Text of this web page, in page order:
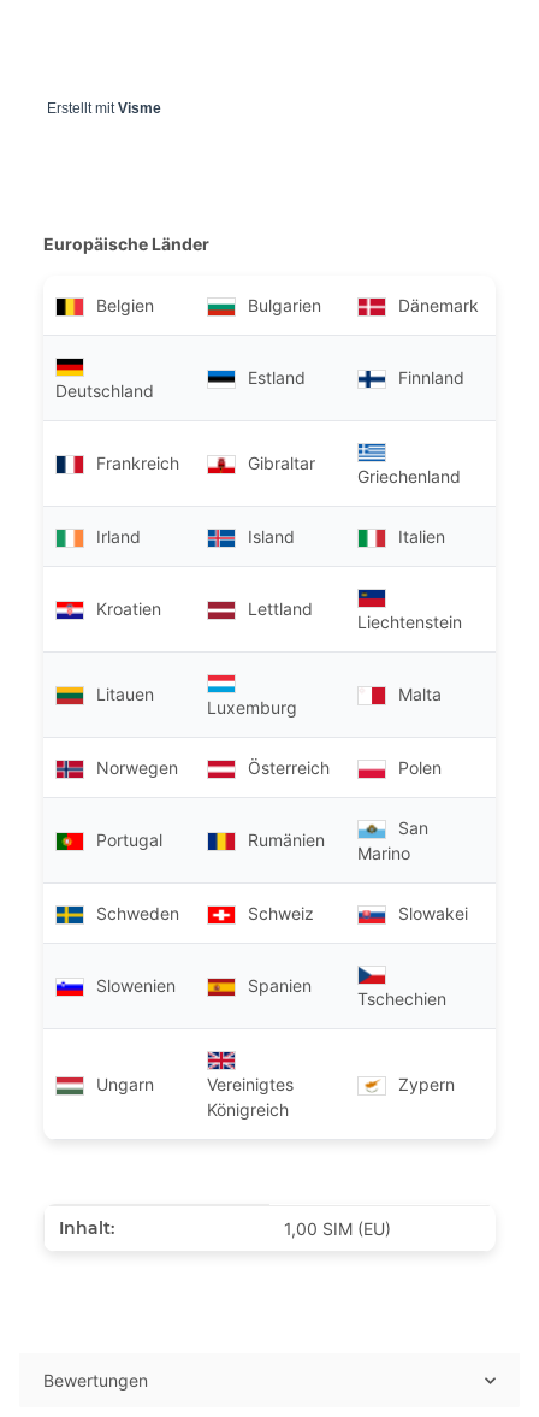
Erstellt mitVisme
Europäische Länder
Belgien Bulgarien Dänemark
Deutschland
Estland Finnland
Frankreich Gibraltar
Griechenland
Irland Island Italien
Kroatien Lettland
Liechtenstein
Litauen
Luxemburg
Malta
Norwegen Österreich Polen
Portugal Rumänien
San
Marino
Schweden Schweiz Slowakei
Slowenien Spanien
Tschechien
Ungarn
Vereinigtes
Königreich
Zypern
Produkteigenschaft
Wert
Inhalt: 1,00 SIM (EU)
Bewertungen